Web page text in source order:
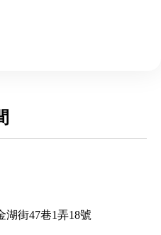
湖街47巷1弄18號